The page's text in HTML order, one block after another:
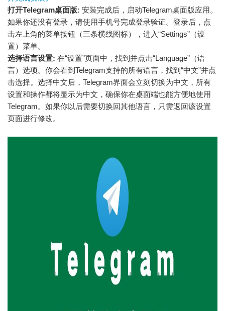
打开Telegram桌面版: 安装完成后，启动Telegram桌面版应用。
如果你还没有登录，请使用手机号完成登录验证。登录后，点
击左上角的菜单按钮（三条横线图标），进入“Settings”（设
置）菜单。
选择语言设置: 在“设置”页面中，找到并点击“Language”（语
言）选项。你会看到Telegram支持的所有语言，找到“中文”并点
击选择。选择中文后，Telegram界面会立刻切换为中文，所有
设置和操作都将显示为中文，确保你在桌面端也能方便地使用
Telegram。如果你以后需要切换回其他语言，只需返回该设置
页面进行修改。